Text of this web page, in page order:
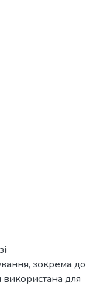
зокрема до
для